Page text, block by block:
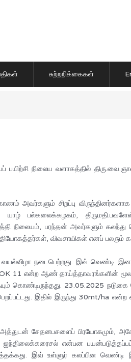
சுற்றறிக்கைகள்
பயிற்சி நிலைய வளாகத்தில்
அவர்களும் சிறப்பு விருந்தினர்களாக
யாழ் பல்கலைக்கழகம்,
நிலையம், பரந்தன் அவர்களும்
விவசாயிகள் எனப் பலரும்
நடைபெற்றது. இவ் வெண்டி
OK 11 என்ற ஆண் தாய்த்தாவரங்களின்
கொண்டிருந்தது. 23.05.2025 நடுகை
இதில் இருந்து 30mt/ha
அத்துடன் சேதனபசளைப் பிரயோகமும்,
ஐந்திலைக்கரைசல் என்பன
இவ் உள்ளுர் கலப்பின